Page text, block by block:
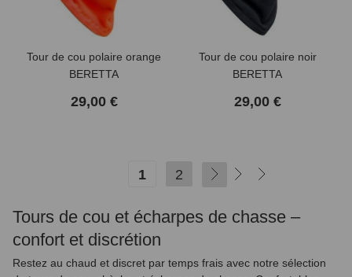
Tour de cou polaire orange
BERETTA
29,00 €
Tour de cou polaire noir
BERETTA
29,00 €
1 2 SUIVANT
Tours de cou et écharpes de chasse –
confort et discrétion
Restez au chaud et discret par temps frais avec notre sélection